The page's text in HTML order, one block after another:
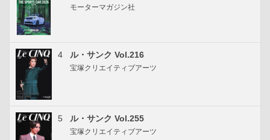
モーターマガジン社
4 ル・サンク Vol.216
宝塚クリエイティブアーツ
5 ル・サンク Vol.255
宝塚クリエイティブアーツ